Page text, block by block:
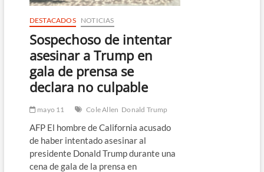
DESTACADOS NOTICIAS
Sospechoso de intentar
asesinar a Trump en
gala de prensa se
declara no culpable
mayo 11 Cole Allen Donald Trump
AFP El hombre de California acusado
de haber intentado asesinar al
presidente Donald Trump durante una
cena de gala de la prensa en